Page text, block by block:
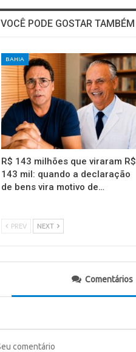
VOCÊ PODE GOSTAR TAMBÉM
BAHIA
R$ 143 milhões que viraram R$
143 mil: quando a declaração
de bens vira motivo de…
PREV NEXT
Comentários